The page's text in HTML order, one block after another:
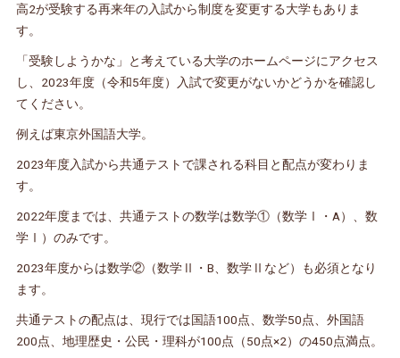
高2が受験する再来年の入試から制度を変更する大学もありま
す。
「受験しようかな」と考えている大学のホームページにアクセス
し、2023年度（令和5年度）入試で変更がないかどうかを確認し
てください。
例えば東京外国語大学。
2023年度入試から共通テストで課される科目と配点が変わりま
す。
2022年度までは、共通テストの数学は数学①（数学Ⅰ・A）、数
学Ⅰ）のみです。
2023年度からは数学②（数学Ⅱ・B、数学Ⅱなど）も必須となり
ます。
共通テストの配点は、現行では国語100点、数学50点、外国語
200点、地理歴史・公民・理科が100点（50点×2）の450点満点。